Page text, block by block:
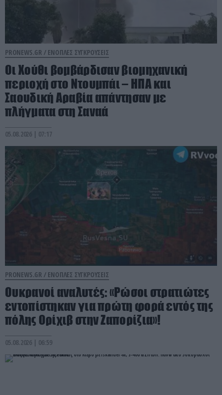
PRONEWS.GR / ΕΝΟΠΛΕΣ ΣΥΓΚΡΟΥΣΕΙΣ
Οι Χούθι βομβάρδισαν βιομηχανική
περιοχή στο Ντουμπάι – ΗΠΑ και
Σαουδική Αραβία απάντησαν με
πλήγματα στη Σαναά
05.08.2026 | 07:17
PRONEWS.GR / ΕΝΟΠΛΕΣ ΣΥΓΚΡΟΥΣΕΙΣ
Ουκρανοί αναλυτές: «Ρώσοι στρατιώτες
εντοπίστηκαν για πρώτη φορά εντός της
πόλης Ορίχιβ στην Ζαπορίζια»!
05.08.2026 | 06:59